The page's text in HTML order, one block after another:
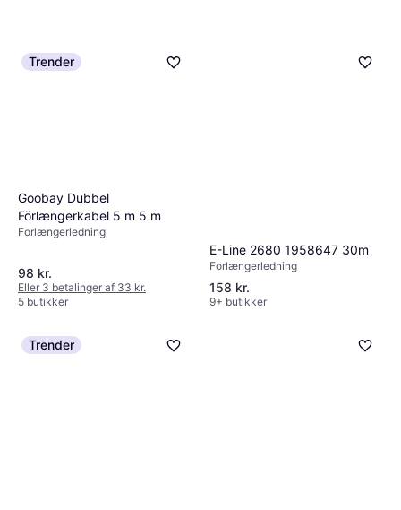
Trender
Goobay Dubbel
Förlængerkabel 5 m 5 m
Forlængerledning
98 kr.
Eller 3 betalinger af 33 kr.
5 butikker
E-Line 2680 1958647 30m
Forlængerledning
158 kr.
9+ butikker
Trender